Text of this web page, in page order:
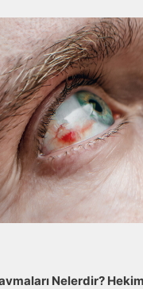
Nelerdir?